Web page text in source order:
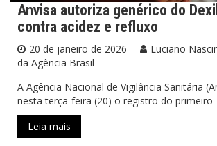
Anvisa autoriza genérico do
contra acidez e refluxo
20 de janeiro de 2026
Luciano
da Agência Brasil
A Agência Nacional de Vigilância Sanitária
nesta terça-feira (20) o registro do primeiro
Leia mais